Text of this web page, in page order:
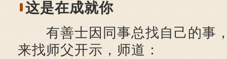
这是在成就你
有善士因同事总找自己的事
来找师父开示，师道：